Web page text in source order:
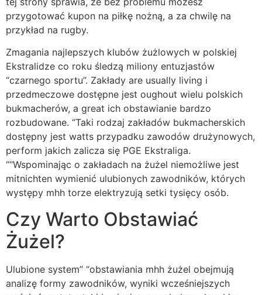
przygotować kupon na piłkę nożną, a za chwilę na
przykład na rugby.
Zmagania najlepszych klubów żużlowych w polskiej
Ekstralidze co roku śledzą miliony entuzjastów
“czarnego sportu”. Zakłady are usually living i
przedmeczowe dostępne jest oughout wielu polskich
bukmacherów, a great ich obstawianie bardzo
rozbudowane. “Taki rodzaj zakładów bukmacherskich
dostępny jest watts przypadku zawodów drużynowych,
perform jakich zalicza się PGE Ekstraliga.
““Wspominając o zakładach na żużel niemożliwe jest
mitnichten wymienić ulubionych zawodników, których
występy mhh torze elektryzują setki tysięcy osób.
Czy Warto Obstawiać
Żużel?
Ulubione system” “obstawiania mhh żużel obejmują
analizę formy zawodników, wyniki wcześniejszych